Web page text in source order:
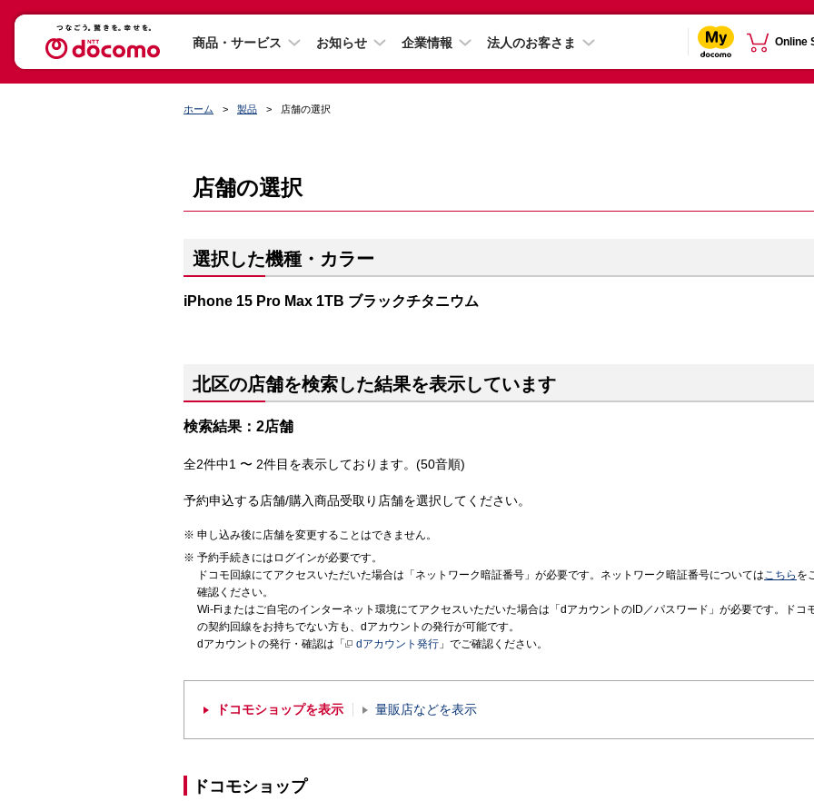
商品・サービス お知らせ 企業情報 法人のお客さま Online
ホーム 製品 店舗の選択
店舗の選択
選択した機種・カラー
iPhone 15 Pro Max 1TB ブラックチタニウム
北区の店舗を検索した結果を表示しています
検索結果：2店舗
全2件中1 〜 2件目を表示しております。(50音順)
予約申込する店舗/購入商品受取り店舗を選択してください。
申し込み後に店舗を変更することはできません。
予約手続きにはログインが必要です。
ドコモ回線にてアクセスいただいた場合は「ネットワーク暗証番号」が必要です。ネットワーク暗証番号についてはこちら を
確認ください。
Wi-Fiまたはご自宅のインターネット環境にてアクセスいただいた場合は「dアカウントのID／パスワード」が必要です。ドコ
の契約回線をお持ちでない方も、dアカウントの発行が可能です。
dアカウントの発行・確認は「
dアカウント発行 」でご確認ください。
ドコモショップを表示 量販店などを表示
ドコモショップ